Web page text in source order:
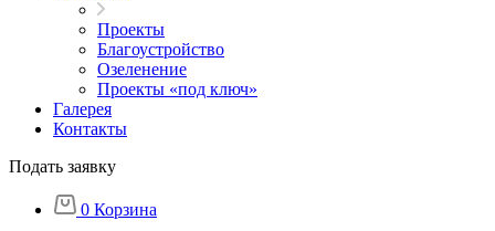
Проекты
Благоустройство
Озеленение
Проекты «под ключ»
Галерея
Контакты
Подать заявку
0 Корзина